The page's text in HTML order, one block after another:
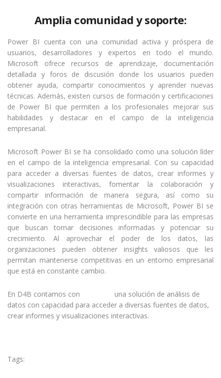
Amplia comunidad y soporte:
Power BI cuenta con una comunidad activa y próspera de
usuarios, desarrolladores y expertos en todo el mundo.
Microsoft ofrece recursos de aprendizaje, documentación
detallada y foros de discusión donde los usuarios pueden
obtener ayuda, compartir conocimientos y aprender nuevas
técnicas. Además, existen cursos de formación y certificaciones
de Power BI que permiten a los profesionales mejorar sus
habilidades y destacar en el campo de la inteligencia
empresarial.
Microsoft Power BI se ha consolidado como una solución líder
en el campo de la inteligencia empresarial. Con su capacidad
para acceder a diversas fuentes de datos, crear informes y
visualizaciones interactivas, fomentar la colaboración y
compartir información de manera segura, así como su
integración con otras herramientas de Microsoft, Power BI se
convierte en una herramienta imprescindible para las empresas
que buscan tomar decisiones informadas y potenciar su
crecimiento. Al aprovechar el poder de los datos, las
organizaciones pueden obtener insights valiosos que les
permitan mantenerse competitivas en un entorno empresarial
que está en constante cambio.
En D4B contamos con
una solución de análisis de
datos con capacidad para acceder a diversas fuentes de datos,
crear informes y visualizaciones interactivas.
Tags: